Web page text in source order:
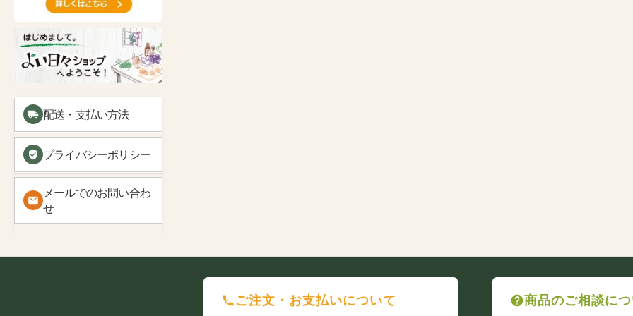
配送・支払い方法
プライバシーポリシー
メールでのお問い合わ
せ
ご注文・お支払いについて 商品のご相談に